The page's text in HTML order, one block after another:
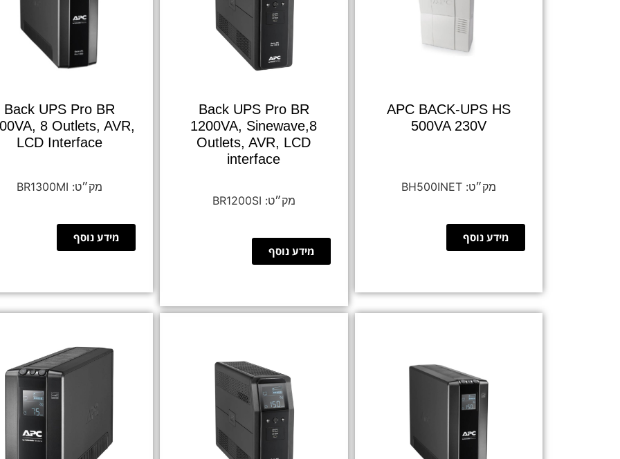
APC BACK-UPS HS
500VA 230V
BH500INET
מידע נוסף
Back UPS Pro BR
1200VA, Sinewave,8
Outlets, AVR, LCD
interface
BR1200SI
מידע נוסף
Back UPS Pro BR
8 Outlets, AVR,
LCD Interface
BR1300MI
מידע נוסף